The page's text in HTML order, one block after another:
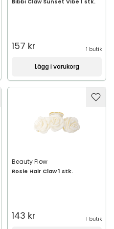
157 kr 1 butik
Lägg i varukorg
Beauty Flow
Rosie Hair Claw 1 stk.
143 kr 1 butik